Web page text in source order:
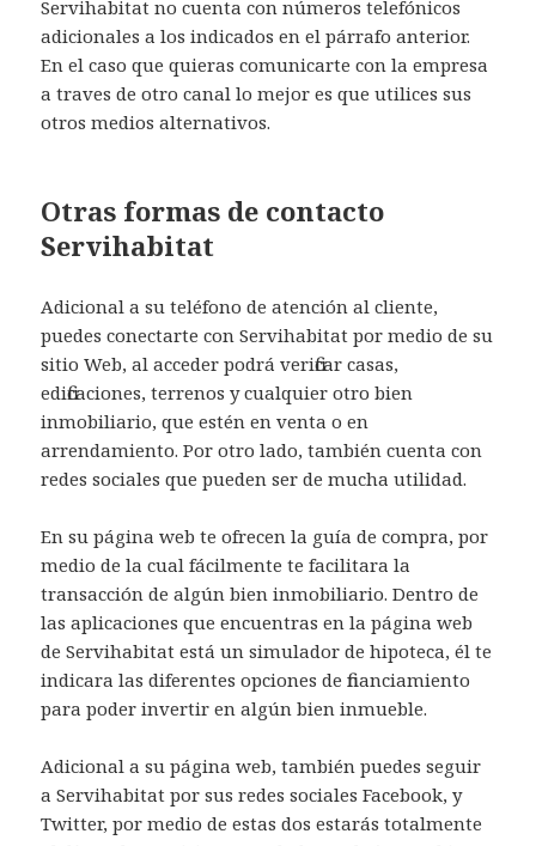
Servihabitat no cuenta con números telefónicos
adicionales a los indicados en el párrafo anterior.
En el caso que quieras comunicarte con la empresa
a traves de otro canal lo mejor es que utilices sus
otros medios alternativos.
Otras formas de contacto
Servihabitat
Adicional a su teléfono de atención al cliente,
puedes conectarte con Servihabitat por medio de su
sitio Web, al acceder podrá verificar casas,
edificaciones, terrenos y cualquier otro bien
inmobiliario, que estén en venta o en
arrendamiento. Por otro lado, también cuenta con
redes sociales que pueden ser de mucha utilidad.
En su página web te ofrecen la guía de compra, por
medio de la cual fácilmente te facilitara la
transacción de algún bien inmobiliario. Dentro de
las aplicaciones que encuentras en la página web
de Servihabitat está un simulador de hipoteca, él te
indicara las diferentes opciones de financiamiento
para poder invertir en algún bien inmueble.
Adicional a su página web, también puedes seguir
a Servihabitat por sus redes sociales Facebook, y
Twitter, por medio de estas dos estarás totalmente